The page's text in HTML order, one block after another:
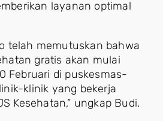
layanan optimal
telah memutuskan bahwa
gratis akan mulai
Februari di puskesmas-
klinik yang bekerja
Kesehatan,” ungkap Budi.